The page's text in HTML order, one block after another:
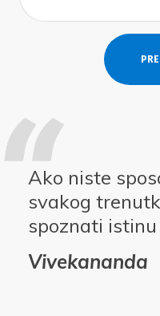
Ako niste
svakog
spoznati istinu
Vivekananda